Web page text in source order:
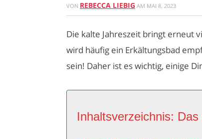
VON REBECCA LIEBIG AM MAI 8, 2023
Die kalte Jahreszeit bringt erneut
wird häufig ein Erkältungsbad
sein! Daher ist es wichtig, einige
Inhaltsverzeichnis: